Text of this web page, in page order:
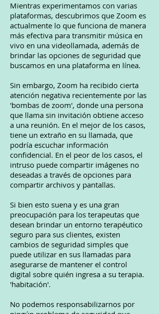
Mientras experimentamos con varias
plataformas, descubrimos que Zoom es
actualmente lo que funciona de manera
más efectiva para transmitir música en
vivo en una videollamada, además de
brindar las opciones de seguridad que
buscamos en una plataforma en línea.
Sin embargo, Zoom ha recibido cierta
atención negativa recientemente por las
'bombas de zoom', donde una persona
que llama sin invitación obtiene acceso
a una reunión. En el mejor de los casos,
tiene un extraño en su llamada, que
podría escuchar información
confidencial. En el peor de los casos, el
intruso puede compartir imágenes no
deseadas a través de opciones para
compartir archivos y pantallas.
Si bien esto suena y es una gran
preocupación para los terapeutas que
desean brindar un entorno terapéutico
seguro para sus clientes, existen
cambios de seguridad simples que
puede utilizar en sus llamadas para
asegurarse de mantener el control
digital sobre quién ingresa a su terapia.
'habitación'.
No podemos responsabilizarnos por